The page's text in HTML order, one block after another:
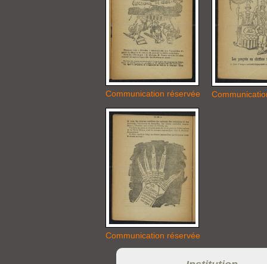
Communication réservée
Communication réservée